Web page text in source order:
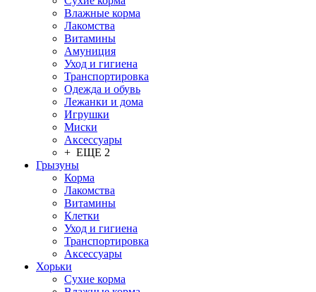
Влажные корма
Лакомства
Витамины
Амуниция
Уход и гигиена
Транспортировка
Одежда и обувь
Лежанки и дома
Игрушки
Миски
Аксессуары
+ ЕЩЕ 2
Грызуны
Корма
Лакомства
Витамины
Клетки
Уход и гигиена
Транспортировка
Аксессуары
Хорьки
Сухие корма